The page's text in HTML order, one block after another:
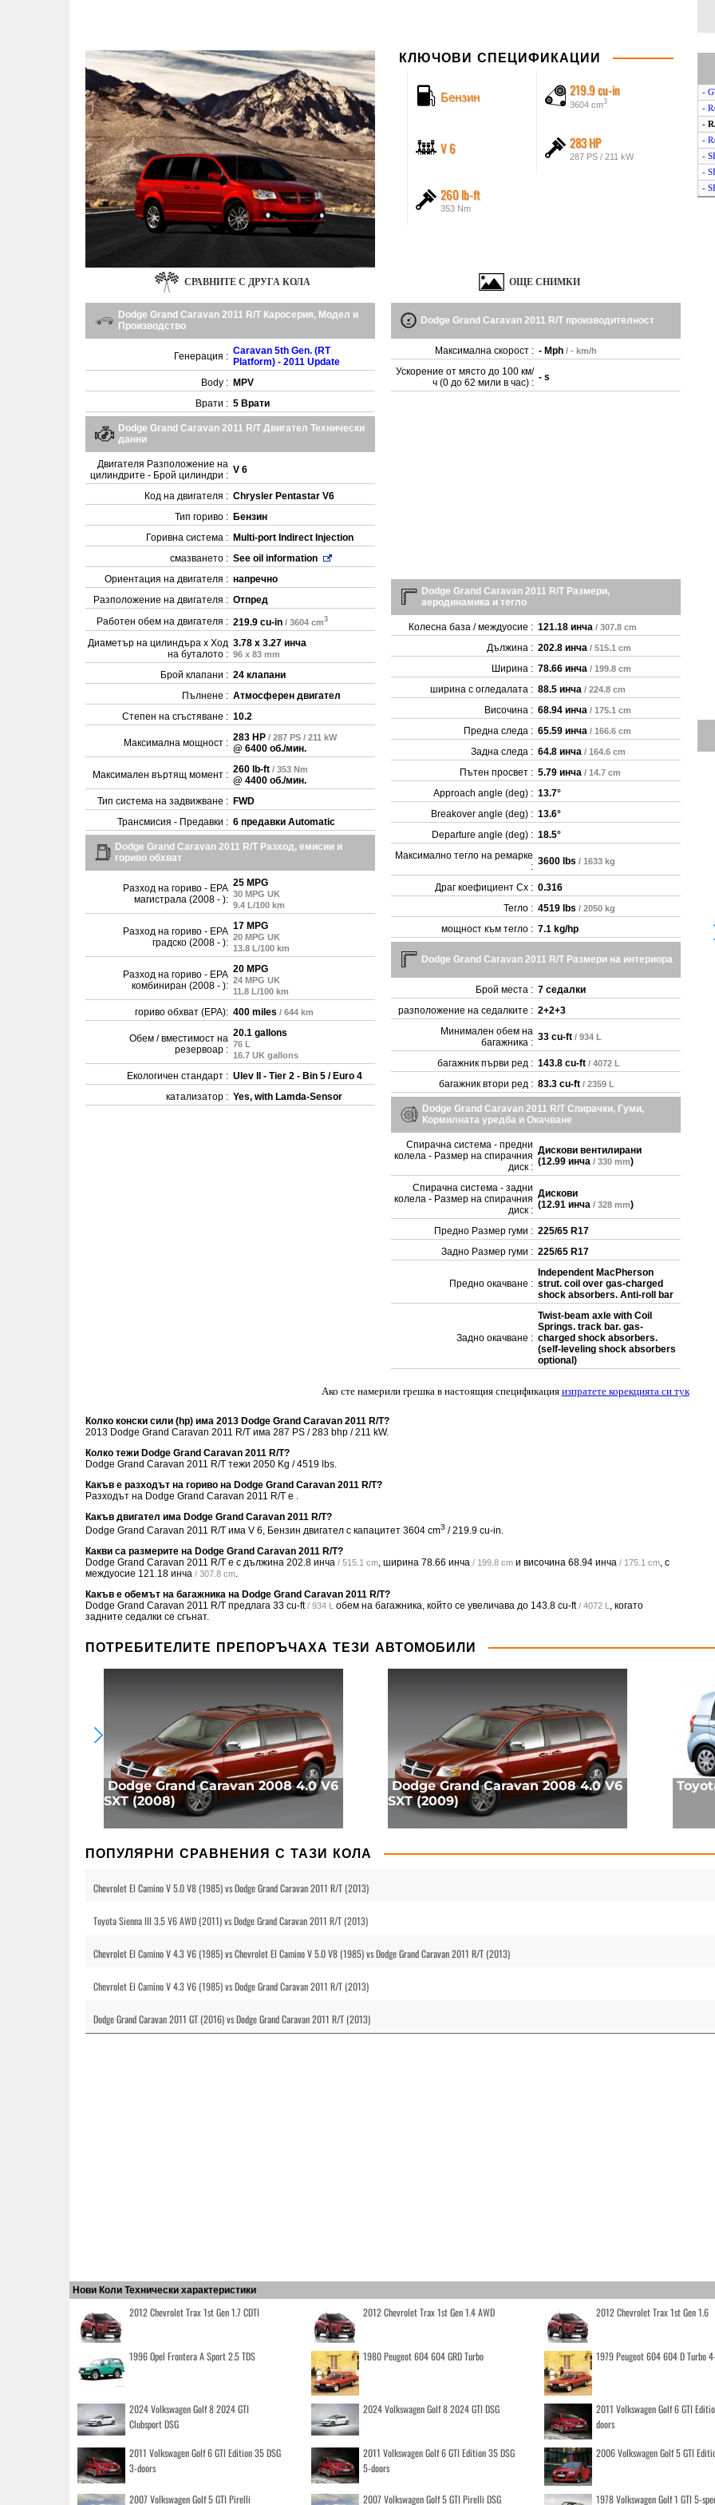
КЛЮЧОВИ СПЕЦИФИКАЦИИ
Бензин 219.9 cu-in
3604 cm3
V 6 283 HP
287 PS / 211 kW
260 lb-ft
353 Nm
СРАВНИТЕ С ДРУГА КОЛА ОЩЕ СНИМКИ
Dodge Grand Caravan 2011 R/T Каросерия, Модел и
Производство
Генерация : Caravan 5th Gen. (RT
Platform) - 2011 Update
Body : MPV
Врати : 5 Врати
Dodge Grand Caravan 2011 R/T Двигател Технически
данни
Двигателя Разположение на
цилиндрите - Брой цилиндри : V 6
Код на двигателя : Chrysler Pentastar V6
Тип гориво : Бензин
Горивна система : Multi-port Indirect Injection
смазването : See oil information
Ориентация на двигателя : напречно
Разположение на двигателя : Отпред
Работен обем на двигателя : 219.9 cu-in / 3604 cm3
Диаметър на цилиндъра x Ход
на буталото :
3.78 x 3.27 инча
96 x 83 mm
Брой клапани : 24 клапани
Пълнене : Атмосферен двигател
Степен на сгъстяване : 10.2
Максимална мощност : 283 HP / 287 PS / 211 kW
@ 6400 об./мин.
Максимален въртящ момент : 260 lb-ft / 353 Nm
@ 4400 об./мин.
Тип система на задвижване : FWD
Трансмисия - Предавки : 6 предавки Automatic
Dodge Grand Caravan 2011 R/T Разход, емисии и
гориво обхват
Разход на гориво - EPA
магистрала (2008 - ):
25 MPG
30 MPG UK
9.4 L/100 km
Разход на гориво - EPA
градско (2008 - ):
17 MPG
20 MPG UK
13.8 L/100 km
Разход на гориво - EPA
комбиниран (2008 - ):
20 MPG
24 MPG UK
11.8 L/100 km
гориво обхват (EPA): 400 miles / 644 km
Обем / вместимост на
резервоар :
20.1 gallons
76 L
16.7 UK gallons
Екологичен стандарт : Ulev II - Tier 2 - Bin 5 / Euro 4
катализатор : Yes, with Lamda-Sensor
Dodge Grand Caravan 2011 R/T производителност
Максимална скорост : - Mph / - km/h
Ускорение от място до 100 км/
ч (0 до 62 мили в час) : - s
Dodge Grand Caravan 2011 R/T Размери,
аеродинамика и тегло
Колесна база / междуосие : 121.18 инча / 307.8 cm
Дължина : 202.8 инча / 515.1 cm
Ширина : 78.66 инча / 199.8 cm
ширина с огледалата : 88.5 инча / 224.8 cm
Височина : 68.94 инча / 175.1 cm
Предна следа : 65.59 инча / 166.6 cm
Задна следа : 64.8 инча / 164.6 cm
Пътен просвет : 5.79 инча / 14.7 cm
Approach angle (deg) : 13.7°
Breakover angle (deg) : 13.6°
Departure angle (deg) : 18.5°
Максимално тегло на ремарке
: 3600 lbs / 1633 kg
Драг коефициент Cx : 0.316
Тегло : 4519 lbs / 2050 kg
мощност към тегло : 7.1 kg/hp
Dodge Grand Caravan 2011 R/T Размери на интериора
Брой места : 7 седалки
разположение на седалките : 2+2+3
Минимален обем на
багажника : 33 cu-ft / 934 L
багажник първи ред : 143.8 cu-ft / 4072 L
багажник втори ред : 83.3 cu-ft / 2359 L
Dodge Grand Caravan 2011 R/T Спирачки, Гуми,
Кормилната уредба и Окачване
Спирачна система - предни
колела - Размер на спирачния
диск :
Дискови вентилирани
(12.99 инча / 330 mm)
Спирачна система - задни
колела - Размер на спирачния
диск :
Дискови
(12.91 инча / 328 mm)
Предно Размер гуми : 225/65 R17
Задно Размер гуми : 225/65 R17
Предно окачване :
Independent MacPherson
strut. coil over gas-charged
shock absorbers. Anti-roll bar
Задно окачване :
Twist-beam axle with Coil
Springs. track bar. gas-
charged shock absorbers.
(self-leveling shock absorbers
optional)
Ако сте намерили грешка в настоящия спецификация изпратете корекцията си тук
Колко конски сили (hp) има 2013 Dodge Grand Caravan 2011 R/T?
2013 Dodge Grand Caravan 2011 R/T има 287 PS / 283 bhp / 211 kW.
Колко тежи Dodge Grand Caravan 2011 R/T?
Dodge Grand Caravan 2011 R/T тежи 2050 Kg / 4519 lbs.
Какъв е разходът на гориво на Dodge Grand Caravan 2011 R/T?
Разходът на Dodge Grand Caravan 2011 R/T е .
Какъв двигател има Dodge Grand Caravan 2011 R/T?
Dodge Grand Caravan 2011 R/T има V 6, Бензин двигател с капацитет 3604 cm3 / 219.9 cu-in.
Какви са размерите на Dodge Grand Caravan 2011 R/T?
Dodge Grand Caravan 2011 R/T е с дължина 202.8 инча / 515.1 cm, ширина 78.66 инча / 199.8 cm и височина 68.94 инча / 175.1 cm, с
междуосие 121.18 инча / 307.8 cm.
Какъв е обемът на багажника на Dodge Grand Caravan 2011 R/T?
Dodge Grand Caravan 2011 R/T предлага 33 cu-ft / 934 L обем на багажника, който се увеличава до 143.8 cu-ft / 4072 L, когато
задните седалки се сгънат.
-
-
-
-
-
-
-
ПОТРЕБИТЕЛИТЕ ПРЕПОРЪЧАХА ТЕЗИ АВТОМОБИЛИ
Dodge Grand Caravan 2008 4.0 V6
SXT (2008)
Dodge Grand Caravan 2008 4.0 V6
SXT (2009)
ПОПУЛЯРНИ СРАВНЕНИЯ С ТАЗИ КОЛА
Chevrolet El Camino V 5.0 V8 (1985) vs Dodge Grand Caravan 2011 R/T (2013)
Toyota Sienna III 3.5 V6 AWD (2011) vs Dodge Grand Caravan 2011 R/T (2013)
Chevrolet El Camino V 4.3 V6 (1985) vs Chevrolet El Camino V 5.0 V8 (1985) vs Dodge Grand Caravan 2011 R/T (2013)
Chevrolet El Camino V 4.3 V6 (1985) vs Dodge Grand Caravan 2011 R/T (2013)
Dodge Grand Caravan 2011 GT (2016) vs Dodge Grand Caravan 2011 R/T (2013)
Нови Коли Технически характеристики
2012 Chevrolet Trax 1st Gen 1.7 CDTI 2012 Chevrolet Trax 1st Gen 1.4 AWD 2012 Chevrolet Trax 1st Gen 1.6
1996 Opel Frontera A Sport 2.5 TDS 1980 Peugeot 604 604 GRD Turbo 1979 Peugeot 604 604 D Turbo
2024 Volkswagen Golf 8 2024 GTI
Clubsport DSG
2024 Volkswagen Golf 8 2024 GTI DSG
2011 Volkswagen Golf 6 GTI
doors
2011 Volkswagen Golf 6 GTI Edition 35 DSG
3-doors
2011 Volkswagen Golf 6 GTI Edition 35 DSG
5-doors
2006 Volkswagen Golf 5 GTI
2007 Volkswagen Golf 5 GTI Pirelli 2007 Volkswagen Golf 5 GTI Pirelli DSG 1978 Volkswagen Golf 1 GTI 5-